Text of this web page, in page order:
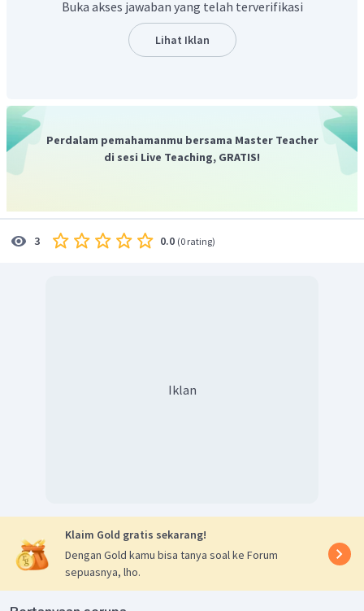
Buka akses jawaban yang telah terverifikasi
Lihat Iklan
Perdalam pemahamanmu bersama Master Teacher
di sesi Live Teaching, GRATIS!
3 0.0 (0 rating)
Iklan
Klaim Gold gratis sekarang!
Dengan Gold kamu bisa tanya soal ke Forum
sepuasnya, lho.